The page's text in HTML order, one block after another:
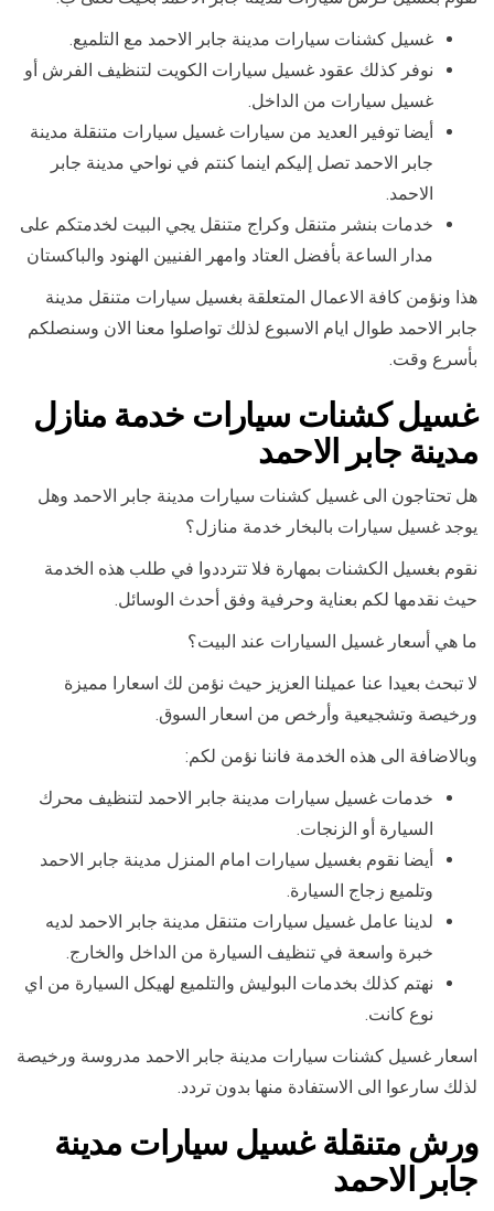
غسيل كشنات سيارات مدينة جابر الاحمد مع التلميع.
نوفر كذلك عقود غسيل سيارات الكويت لتنظيف الفرش أو
غسيل سيارات من الداخل.
أيضا توفير العديد من سيارات غسيل سيارات متنقلة مدينة
جابر الاحمد تصل إليكم اينما كنتم في نواحي مدينة جابر
الاحمد.
خدمات بنشر متنقل وكراج متنقل يجي البيت لخدمتكم على
مدار الساعة بأفضل العتاد وامهر الفنيين الهنود والباكستان
هذا ونؤمن كافة الاعمال المتعلقة بغسيل سيارات متنقل مدينة
جابر الاحمد طوال ايام الاسبوع لذلك تواصلوا معنا الان وسنصلكم
بأسرع وقت.
غسيل كشنات سيارات خدمة منازل
مدينة جابر الاحمد
هل تحتاجون الى غسيل كشنات سيارات مدينة جابر الاحمد وهل
يوجد غسيل سيارات بالبخار خدمة منازل؟
نقوم بغسيل الكشنات بمهارة فلا تترددوا في طلب هذه الخدمة
حيث نقدمها لكم بعناية وحرفية وفق أحدث الوسائل.
ما هي أسعار غسيل السيارات عند البيت؟
لا تبحث بعيدا عنا عميلنا العزيز حيث نؤمن لك اسعارا مميزة
ورخيصة وتشجيعية وأرخص من اسعار السوق.
وبالاضافة الى هذه الخدمة فاننا نؤمن لكم:
خدمات غسيل سيارات مدينة جابر الاحمد لتنظيف محرك
السيارة أو الزنجات.
أيضا نقوم بغسيل سيارات امام المنزل مدينة جابر الاحمد
وتلميع زجاج السيارة.
لدينا عامل غسيل سيارات متنقل مدينة جابر الاحمد لديه
خبرة واسعة في تنظيف السيارة من الداخل والخارج.
نهتم كذلك بخدمات البوليش والتلميع لهيكل السيارة من اي
نوع كانت.
اسعار غسيل كشنات سيارات مدينة جابر الاحمد مدروسة ورخيصة
لذلك سارعوا الى الاستفادة منها بدون تردد.
ورش متنقلة غسيل سيارات مدينة
جابر الاحمد